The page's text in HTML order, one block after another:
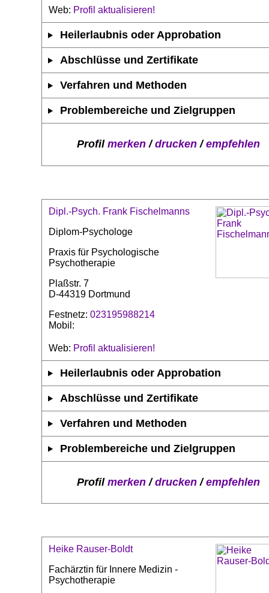
Web: Profil aktualisieren!
Heilerlaubnis oder Approbation
Abschlüsse und Zertifikate
Verfahren und Methoden
Problembereiche und Zielgruppen
Profil merken/drucken/empfehlen
Dipl.-Psych. Frank Fischelmanns
Diplom-Psychologe
Praxis für Psychologische
Psychotherapie
Plaßstr. 7
D-44319 Dortmund
Festnetz: 023195988214
Mobil:
Web: Profil aktualisieren!
Heilerlaubnis oder Approbation
Abschlüsse und Zertifikate
Verfahren und Methoden
Problembereiche und Zielgruppen
Profil merken/drucken/empfehlen
Heike Rauser-Boldt
Fachärztin für Innere Medizin -
Psychotherapie